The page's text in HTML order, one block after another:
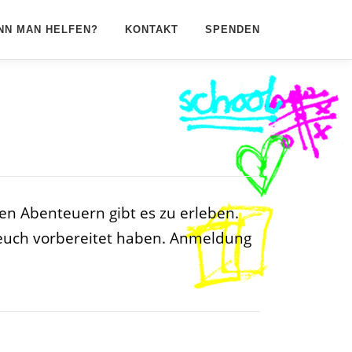
MAN HELFEN? KONTAKT SPENDEN
Abenteuern gibt es zu erleben.
vorbereitet haben. Anmeldung